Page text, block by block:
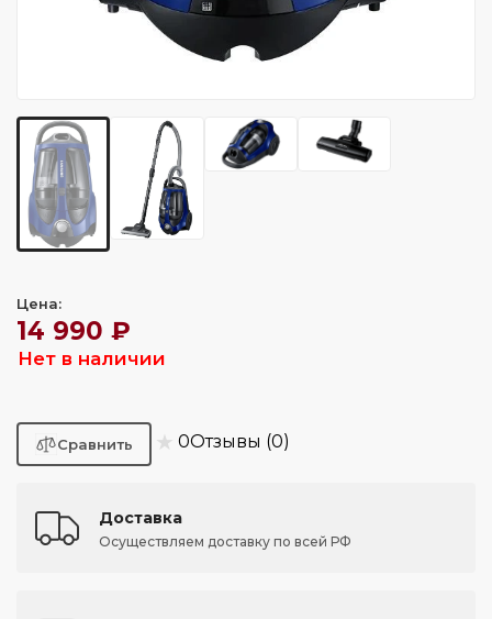
Цена:
14 990 ₽
Нет в наличии
★ 0Отзывы (0)
Доставка
Осуществляем доставку по всей РФ